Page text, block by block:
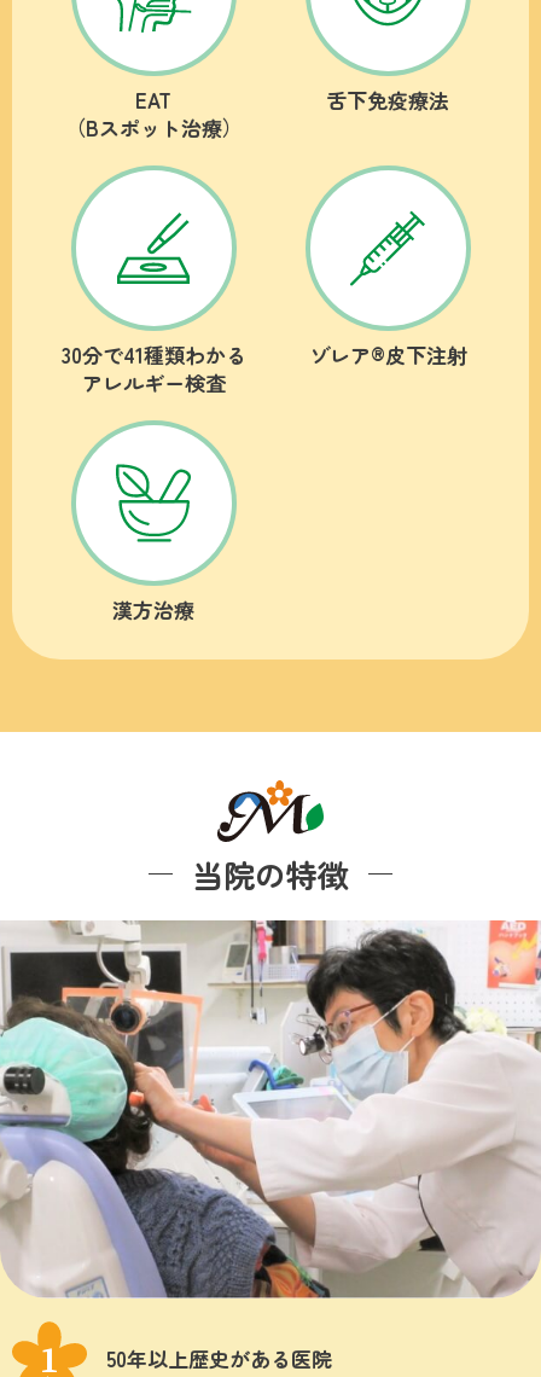
EAT
（Bスポット治療）
舌下免疫療法
30分で41種類わかる
アレルギー検査
ゾレア®皮下注射
漢方治療
当院の特徴
50年以上歴史がある医院